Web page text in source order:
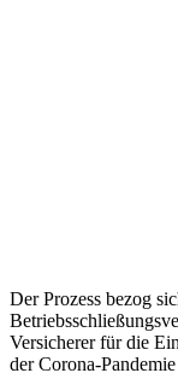
Der Prozess bezog
Versicherer für die
der Corona-